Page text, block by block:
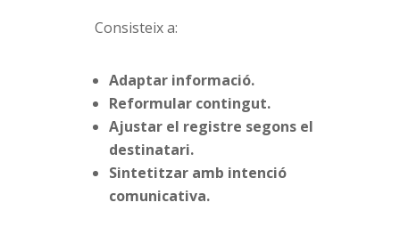
Consisteix a:
Adaptar informació.
Reformular contingut.
Ajustar el registre segons el
destinatari.
Sintetitzar amb intenció
comunicativa.